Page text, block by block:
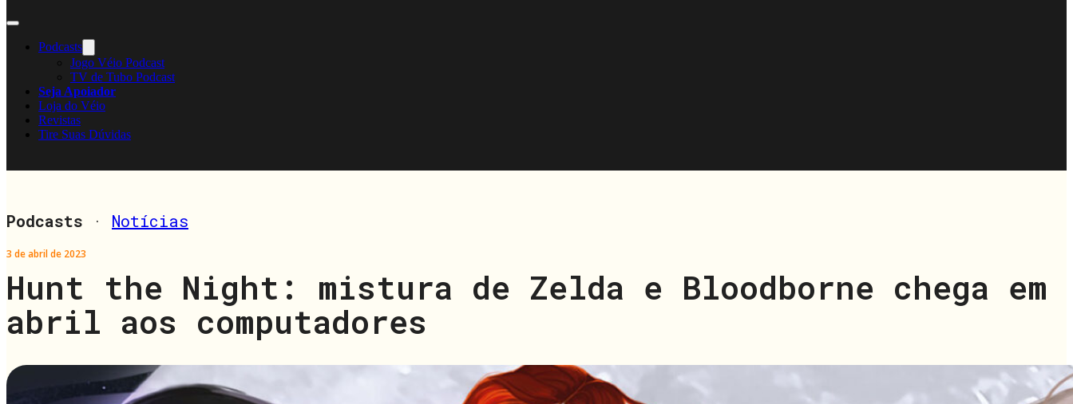
Podcasts
Jogo Véio Podcast
TV de Tubo Podcast
Seja Apoiador
Loja do Véio
Revistas
Tire Suas Dúvidas
Podcasts · Notícias
3 de abril de 2023
Hunt the Night: mistura de Zelda e Bloodborne chega em
abril aos computadores